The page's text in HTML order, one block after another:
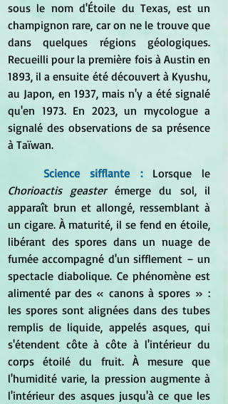
sous le nom d'Étoile du Texas, est un
champignon rare, car on ne le trouve que
dans quelques régions géologiques.
Recueilli pour la première fois à Austin en
1893, il a ensuite été découvert à Kyushu,
au Japon, en 1937, mais n'y a été signalé
qu'en 1973. En 2023, un mycologue a
signalé des observations de sa présence
à Taïwan.
Science sifflante :
Chorioactis geaster émerge du sol, il
apparaît brun et allongé, ressemblant à
un cigare. À maturité, il se fend en étoile,
libérant des spores dans un nuage de
fumée accompagné d'un sifflement – ​​un
spectacle diabolique. Ce phénomène est
alimenté par des « canons à spores » :
les spores sont alignées dans des tubes
remplis de liquide, appelés asques, qui
s'étendent côte à côte à l'intérieur du
corps étoilé du fruit. À mesure que
l'humidité varie, la pression augmente à
l'intérieur des asques jusqu'à ce que les